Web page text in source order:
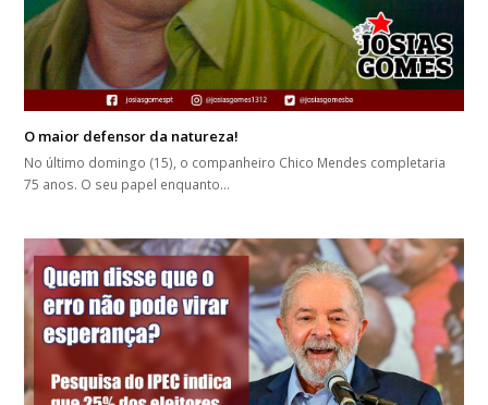
O maior defensor da natureza!
No último domingo (15), o companheiro Chico Mendes completaria
75 anos. O seu papel enquanto…